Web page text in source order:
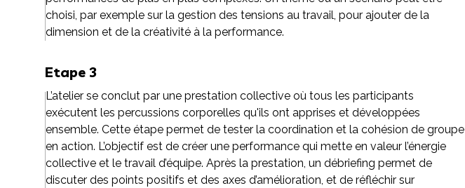
choisi, par exemple sur la gestion des tensions au travail, pour ajouter de la
dimension et de la créativité à la performance.
Etape 3
L’atelier se conclut par une prestation collective où tous les participants
exécutent les percussions corporelles qu'ils ont apprises et développées
ensemble. Cette étape permet de tester la coordination et la cohésion de groupe
en action. L’objectif est de créer une performance qui mette en valeur l’énergie
collective et le travail d’équipe. Après la prestation, un débriefing permet de
discuter des points positifs et des axes d’amélioration, et de réfléchir sur